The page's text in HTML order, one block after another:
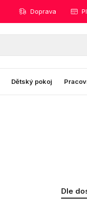
Doprava
Dětský pokoj
Dle